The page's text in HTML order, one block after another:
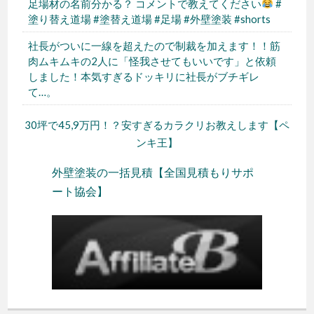
足場材の名前分かる？ コメントで教えてください
#
塗り替え道場 #塗替え道場 #足場 #外壁塗装 #shorts
社長がついに一線を超えたので制裁を加えます！！筋
肉ムキムキの2人に「怪我させてもいいです」と依頼
しました！本気すぎるドッキリに社長がブチギレ
て…。
30坪で45,9万円！？安すぎるカラクリお教えします【ペ
ンキ王】
外壁塗装の一括見積【全国見積もりサポ
ート協会】